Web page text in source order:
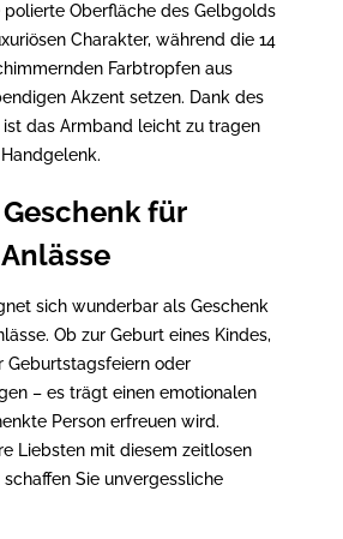
polierte Oberfläche des Gelbgolds
Charakter, während die 14
Farbtropfen aus
Akzent setzen. Dank des
das Armband leicht zu tragen
für
sich wunderbar als Geschenk
Ob zur Geburt eines Kindes,
Geburtstagsfeiern oder
– es trägt einen emotionalen
Person erfreuen wird.
Liebsten mit diesem zeitlosen
Sie unvergessliche